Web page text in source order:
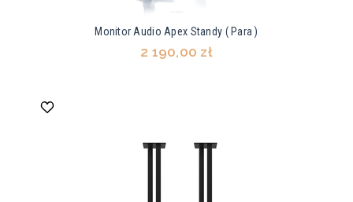
Monitor Audio Apex Standy ( Para )
2 190,00 zł